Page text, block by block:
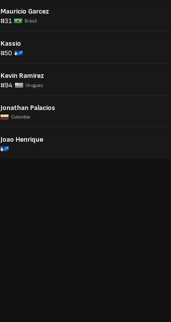
Mauricio Garcez
#31
Brésil
Kassio
#50
Kevin Ramirez
#94
Uruguay
Jonathan Palacios
Colombie
Joao Henrique